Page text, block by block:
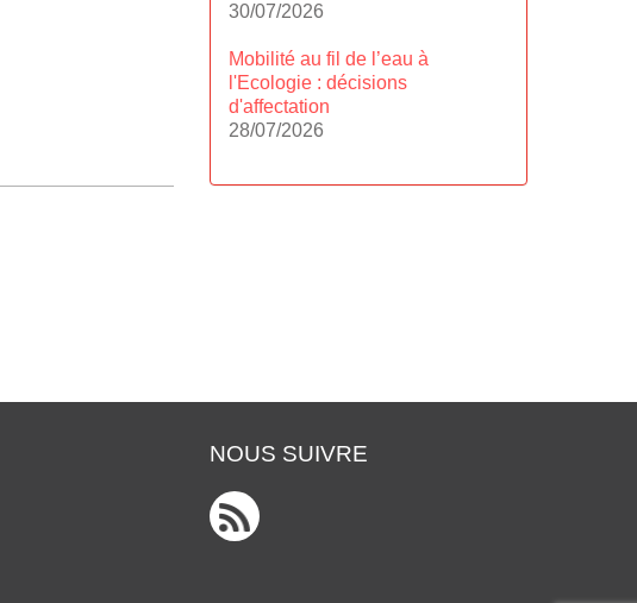
30/07/2026
Mobilité au fil de l’eau à
l'Ecologie : décisions
d'affectation
28/07/2026
NOUS SUIVRE